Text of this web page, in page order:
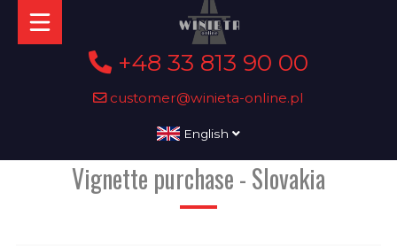
+48 33 813 90 00
customer@winieta-online.pl
English
Vignette purchase - Slovakia